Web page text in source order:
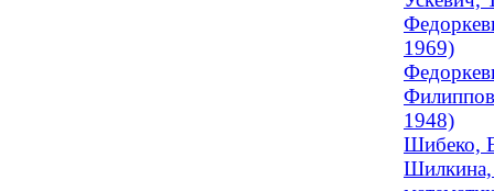
1969)
1948)
Шибеко,
Шилкина,